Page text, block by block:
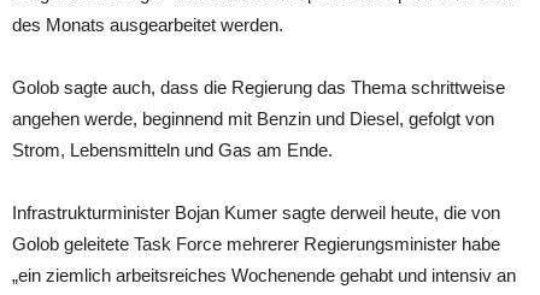
des Monats ausgearbeitet werden.
Golob sagte auch, dass die Regierung das Thema schrittweise
angehen werde, beginnend mit Benzin und Diesel, gefolgt von
Strom, Lebensmitteln und Gas am Ende.
Infrastrukturminister Bojan Kumer sagte derweil heute, die von
Golob geleitete Task Force mehrerer Regierungsminister habe
„ein ziemlich arbeitsreiches Wochenende gehabt und intensiv an